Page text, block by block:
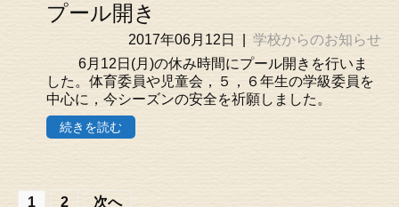
プール開き
2017年06月12日
学校からのお知らせ
6月12日(月)の休み時間にプール開きを行いま
した。体育委員や児童会，５，６年生の学級委員を
中心に，今シーズンの安全を祈願しました。
続きを読む
1 2 次へ